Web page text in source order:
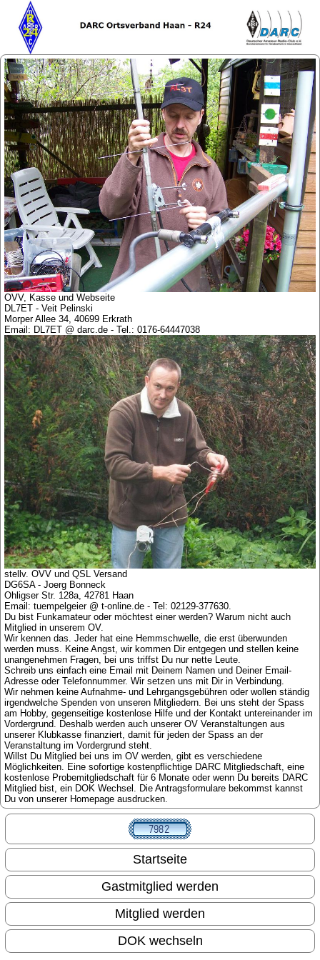
OVV, Kasse und Webseite
DL7ET - Veit Pelinski
Morper Allee 34, 40699 Erkrath
Email: DL7ET @ darc.de - Tel.: 0176-64447038
stellv. OVV und QSL Versand
DG6SA - Joerg Bonneck
Ohligser Str. 128a, 42781 Haan
Email: tuempelgeier @ t-online.de - Tel: 02129-377630.
Du bist Funkamateur oder möchtest einer werden? Warum nicht auch
Mitglied in unserem OV.
Wir kennen das. Jeder hat eine Hemmschwelle, die erst überwunden
werden muss. Keine Angst, wir kommen Dir entgegen und stellen keine
unangenehmen Fragen, bei uns triffst Du nur nette Leute.
Schreib uns einfach eine Email mit Deinem Namen und Deiner Email-
Adresse oder Telefonnummer. Wir setzen uns mit Dir in Verbindung.
Wir nehmen keine Aufnahme- und Lehrgangsgebühren oder wollen ständig
irgendwelche Spenden von unseren Mitgliedern. Bei uns steht der Spass
am Hobby, gegenseitige kostenlose Hilfe und der Kontakt untereinander im
Vordergrund. Deshalb werden auch unserer OV Veranstaltungen aus
unserer Klubkasse finanziert, damit für jeden der Spass an der
Veranstaltung im Vordergrund steht.
Willst Du Mitglied bei uns im OV werden, gibt es verschiedene
Möglichkeiten. Eine sofortige kostenpflichtige DARC Mitgliedschaft, eine
kostenlose Probemitgliedschaft für 6 Monate oder wenn Du bereits DARC
Mitglied bist, ein DOK Wechsel. Die Antragsformulare bekommst kannst
Du von unserer Homepage ausdrucken.
Startseite
Gastmitglied werden
Mitglied werden
DOK wechseln